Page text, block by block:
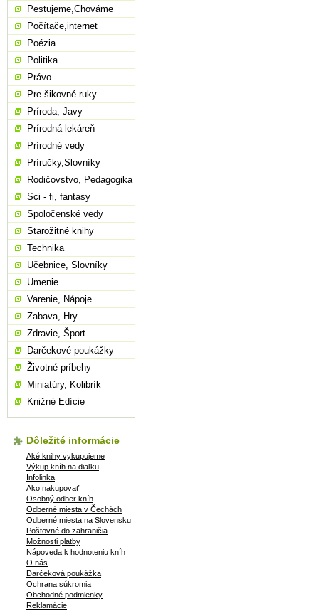
Pestujeme,Chováme
Počítače,internet
Poézia
Politika
Právo
Pre šikovné ruky
Príroda, Javy
Prírodná lekáreň
Prírodné vedy
Príručky,Slovníky
Rodičovstvo, Pedagogika
Sci - fi, fantasy
Spoločenské vedy
Starožitné knihy
Technika
Učebnice, Slovníky
Umenie
Varenie, Nápoje
Zabava, Hry
Zdravie, Šport
Darčekové poukážky
Životné príbehy
Miniatúry, Kolibrík
Knižné Edície
Dôležité informácie
Aké knihy vykupujeme
Výkup kníh na diaľku
Infolinka
Ako nakupovať
Osobný odber kníh
Odberné miesta v Čechách
Odberné miesta na Slovensku
Poštovné do zahraničia
Možnosti platby
Nápoveda k hodnoteniu kníh
O nás
Darčeková poukážka
Ochrana súkromia
Obchodné podmienky
Reklamácie